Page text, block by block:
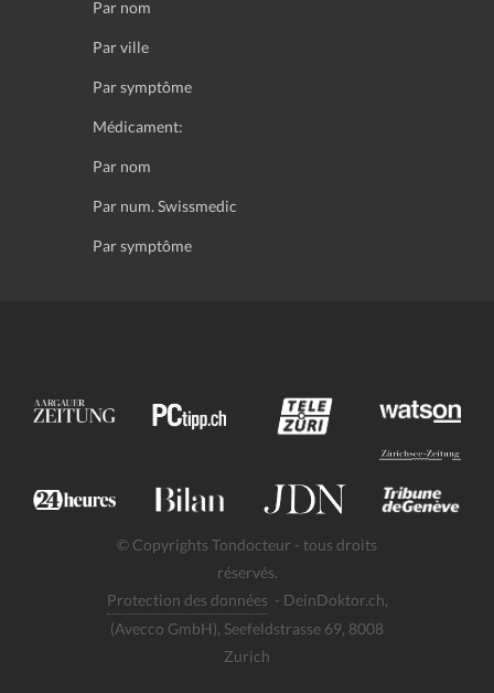
Par nom
Par ville
Par symptôme
Médicament:
Par nom
Par num. Swissmedic
Par symptôme
© Copyrights Tondocteur - tous droits
réservés.
Protection des données - DeinDoktor.ch,
(Avecco GmbH), Seefeldstrasse 69, 8008
Zurich